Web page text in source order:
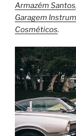
Armazém Santos
Garagem
Cosméticos.